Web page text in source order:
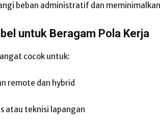
beban administratif dan
untuk Beragam Pola Kerja
cocok untuk:
remote dan hybrid
atau teknisi lapangan